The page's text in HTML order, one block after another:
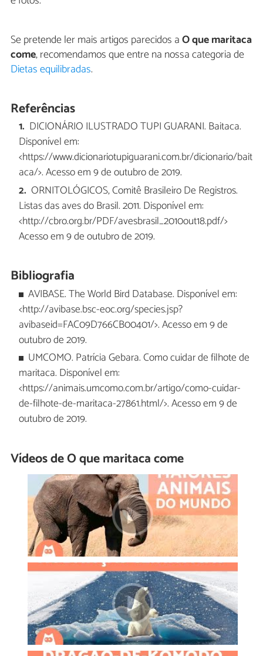
Se pretende ler mais artigos parecidos aO que maritaca
come, recomendamos que entre na nossa categoria de
Dietas equilibradas.
Referências
DICIONÁRIO ILUSTRADO TUPI GUARANI. Baitaca.
Disponível em:
<https://www.dicionariotupiguarani.com.br/dicionario/bait
aca/>. Acesso em 9 de outubro de 2019.
ORNITOLÓGICOS, Comitê Brasileiro De Registros.
Listas das aves do Brasil. 2011. Disponível em:
<http://cbro.org.br/PDF/avesbrasil_2010out18.pdf/>
Acesso em 9 de outubro de 2019.
Bibliografia
AVIBASE. The World Bird Database. Disponível em:
<http://avibase.bsc-eoc.org/species.jsp?
avibaseid=FAC09D766CB00401/>. Acesso em 9 de
outubro de 2019.
UMCOMO. Patrícia Gebara. Como cuidar de filhote de
maritaca. Disponível em:
<https://animais.umcomo.com.br/artigo/como-cuidar-
de-filhote-de-maritaca-27861.html/>. Acesso em 9 de
outubro de 2019.
Vídeos de O que maritaca come